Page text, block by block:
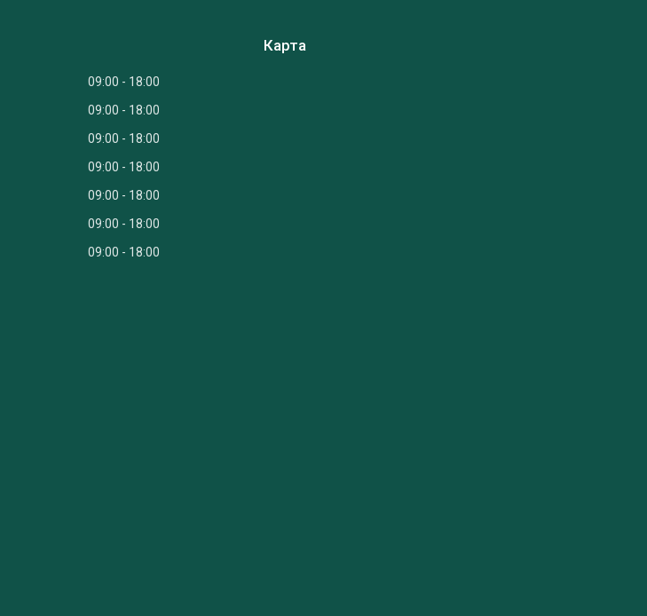
09:00
18:00
09:00
18:00
09:00
18:00
09:00
18:00
09:00
18:00
09:00
18:00
09:00 18:00
Карта